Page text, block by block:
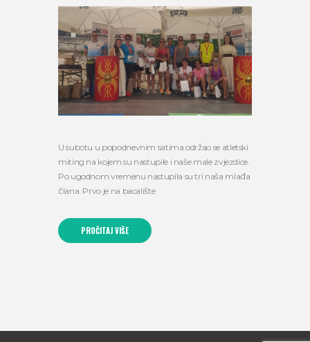
U subotu u popodnevnim satima održao se atletski
miting na kojem su nastupile i naše male zvjezdice.
Po ugodnom vremenu nastupila su tri naša mlađa
člana. Prvo je na bacalište
PROČITAJ VIŠE